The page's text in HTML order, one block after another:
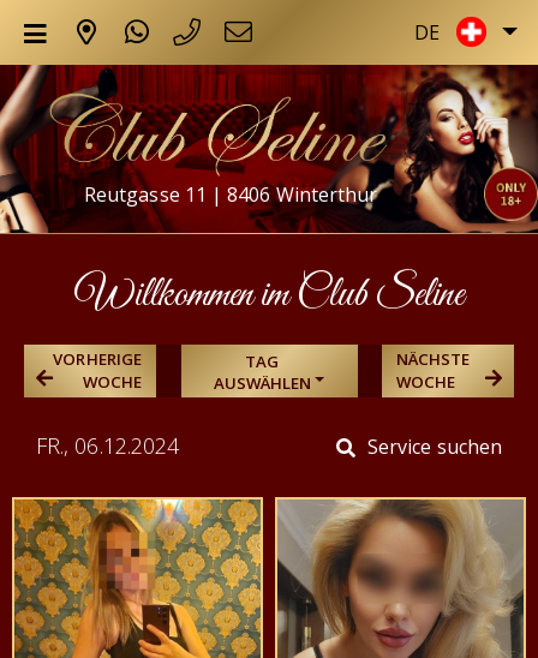
DE
Reutgasse 11 | 8406 Winterthur
Willkommen im Club Seline
TAG
AUSWÄHLEN
VORHERIGE
WOCHE
NÄCHSTE
WOCHE
FR., 06.12.2024 Service suchen